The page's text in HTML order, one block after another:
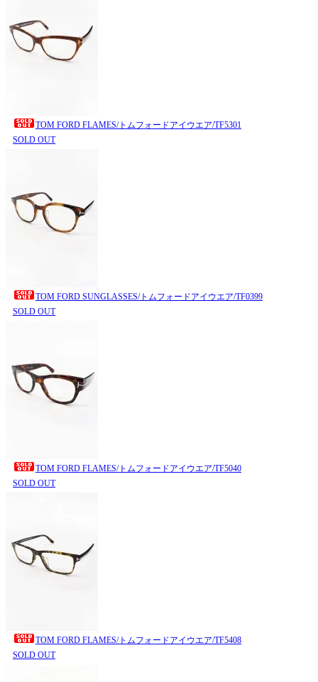
TOM FORD FLAMES/トムフォードアイウエア/TF5301
SOLD OUT
TOM FORD SUNGLASSES/トムフォードアイウエア/TF0399
SOLD OUT
TOM FORD FLAMES/トムフォードアイウエア/TF5040
SOLD OUT
TOM FORD FLAMES/トムフォードアイウエア/TF5408
SOLD OUT